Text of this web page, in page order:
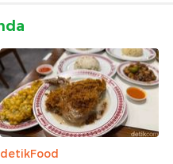
detikFood